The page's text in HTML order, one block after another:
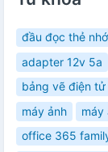
đầu đọc thẻ nhớ
adapter 12v 5a
bảng vẽ điện tử
máy ảnh
máy
office 365